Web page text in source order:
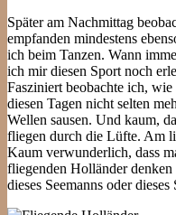
Später am Nachmittag
empfanden mindestens
ich beim Tanzen. Wann
ich mir diesen Sport noch
Fasziniert beobachte ich,
diesen Tagen nicht selten
Wellen sausen. Und kaum,
fliegen durch die Lüfte. Am
Kaum verwunderlich, dass
fliegenden Holländer denken
dieses Seemanns oder